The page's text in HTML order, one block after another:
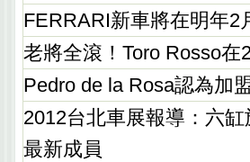
FERRARI新車將在明年2
老將全滾！Toro Rosso
Pedro de la Rosa認為加
2012台北車展報導：六
最新成員